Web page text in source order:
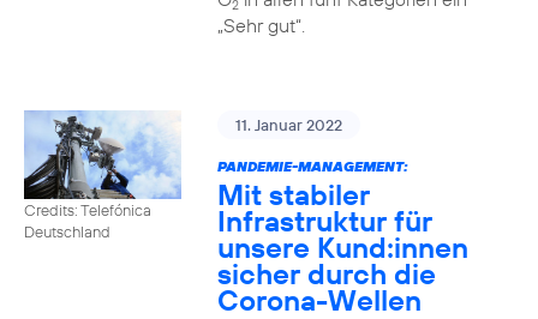
2
„Sehr gut“.
Credits: Telefónica
Deutschland
11. Januar 2022
PANDEMIE-MANAGEMENT:
Mit stabiler
Infrastruktur für
unsere Kund:innen
sicher durch die
Corona-Wellen